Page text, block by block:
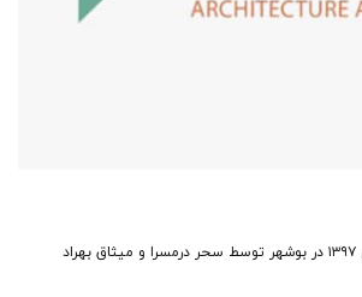
آتلیه معماری راوی در سال ۱۳۹۷ در بوشهر توسط سحر درمسرا و میثاق بهراد